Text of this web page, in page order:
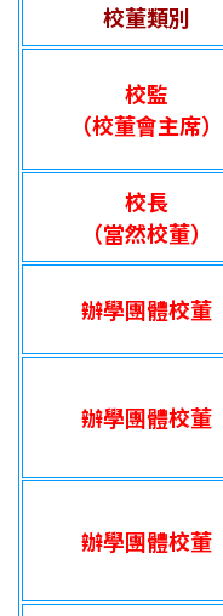
校董類別
校監
（校董會主席）
校長
（當然校董）
辦學團體校董
辦學團體校董
辦學團體校董